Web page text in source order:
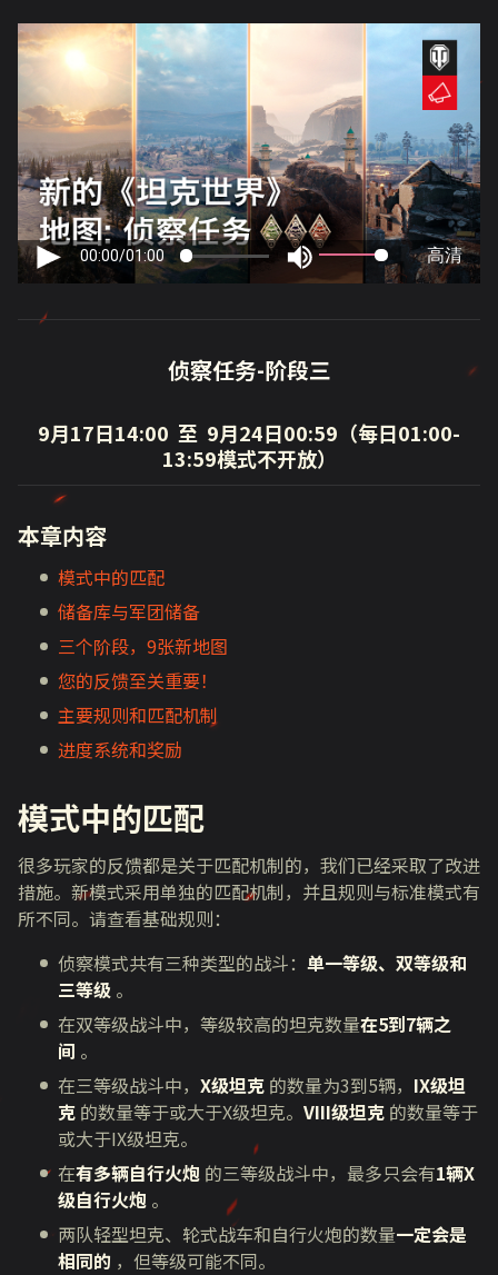
侦察任务-阶段三
9月17日14:00 至 9月24日00:59 （每日01:00-
13:59模式不开放）
本章内容
模式中的匹配
储备库与军团储备
三个阶段，9张新地图
您的反馈至关重要！
主要规则和匹配机制
进度系统和奖励
模式中的匹配
很多玩家的反馈都是关于匹配机制的，我们已经采取了改进
措施。新模式采用单独的匹配机制，并且规则与标准模式有
所不同。请查看基础规则：
侦察模式共有三种类型的战斗： 单一等级、双等级和
三等级 。
在双等级战斗中，等级较高的坦克数量在5到7辆之
间 。
在三等级战斗中， X级坦克 的数量为3到5辆， IX级坦
克 的数量等于或大于X级坦克。 VIII级坦克 的数量等于
或大于IX级坦克。
在有多辆自行火炮 的三等级战斗中，最多只会有1辆X
级自行火炮 。
两队轻型坦克、轮式战车和自行火炮的数量一定会是
相同的 ，但等级可能不同。